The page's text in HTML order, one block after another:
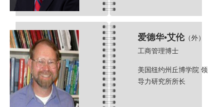
爱德华•艾伦（外）
工商管理博士
美国纽约州丘博学院 领
导力研究所所长